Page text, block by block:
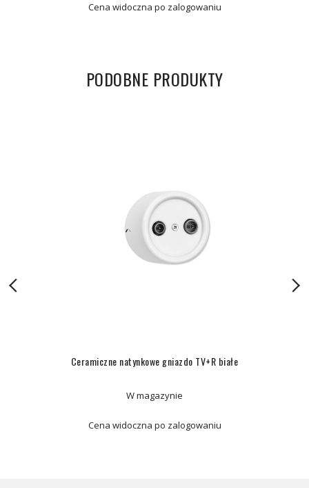
Cena widoczna po zalogowaniu
PODOBNE PRODUKTY
Ceramiczne natynkowe gniazdo TV+R białe
W magazynie
Cena widoczna po zalogowaniu